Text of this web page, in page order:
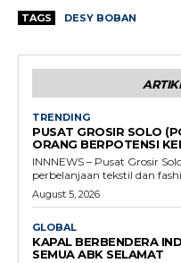
TAGS DESY BOBAN
TRENDING
PUSAT GROSIR SOLO
ORANG BERPOTENSI
INNNEWS – Pusat Grosir
perbelanjaan tekstil dan
August 5, 2026
GLOBAL
KAPAL BERBENDERA
SEMUA ABK SELAMAT